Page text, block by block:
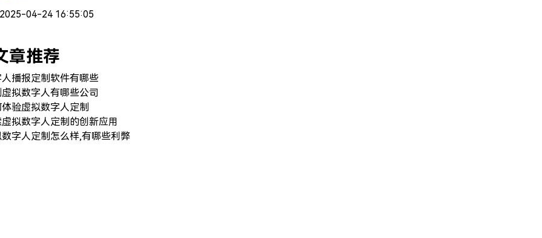
2025-04-24 16:55:05
章推荐
人播报定制软件有哪些
拟数字人有哪些公司
验虚拟数字人定制
拟数字人定制的创新应用
数字人定制怎么样,有哪些利弊